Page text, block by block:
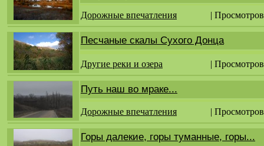
Дорожные впечатления |
Песчаные скалы Сухого Донца
Другие реки и озера |
Путь наш во мраке...
Дорожные впечатления |
Горы далекие, горы туманные, горы...